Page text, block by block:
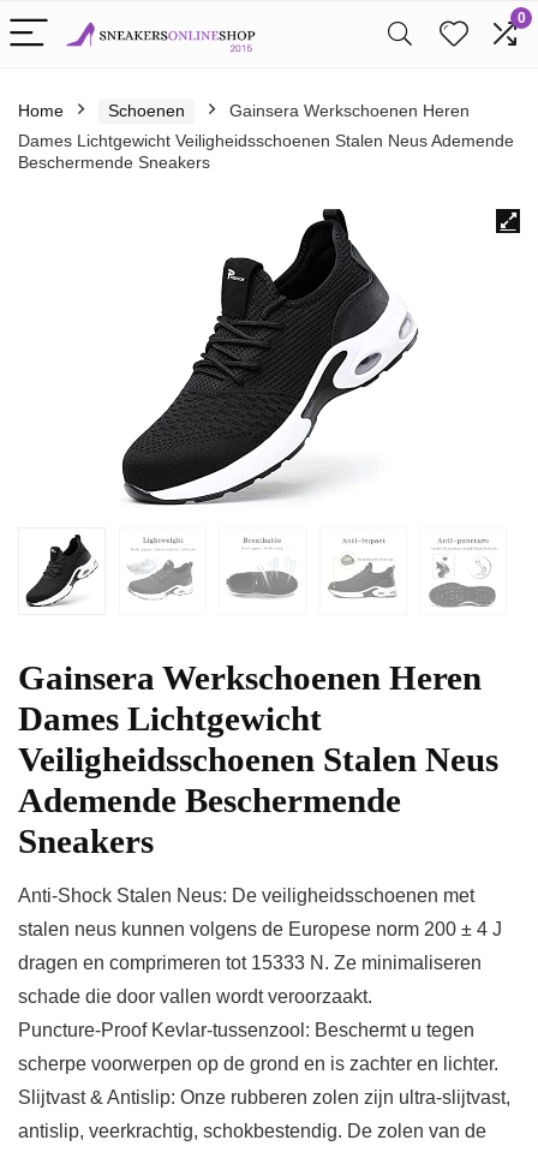
0
Home Schoenen
Gainsera Werkschoenen Heren
Dames Lichtgewicht Veiligheidsschoenen Stalen Neus Ademende
Beschermende Sneakers
Gainsera Werkschoenen Heren
Dames Lichtgewicht
Veiligheidsschoenen Stalen Neus
Ademende Beschermende
Sneakers
Anti-Shock Stalen Neus: De veiligheidsschoenen met
stalen neus kunnen volgens de Europese norm 200 ± 4 J
dragen en comprimeren tot 15333 N. Ze minimaliseren
schade die door vallen wordt veroorzaakt.
Puncture-Proof Kevlar-tussenzool: Beschermt u tegen
scherpe voorwerpen op de grond en is zachter en lichter.
Slijtvast & Antislip: Onze rubberen zolen zijn ultra-slijtvast,
antislip, veerkrachtig, schokbestendig. De zolen van de